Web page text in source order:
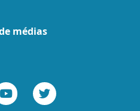
médias